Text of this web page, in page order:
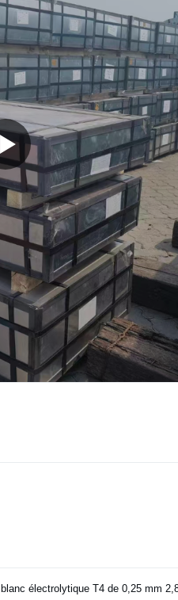
électrolytique T4 de 0,25 mm